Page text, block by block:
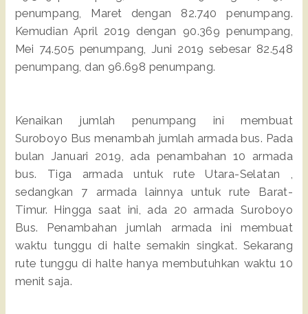
penumpang, Maret dengan 82.740 penumpang.
Kemudian April 2019 dengan 90.369 penumpang,
Mei 74.505 penumpang, Juni 2019 sebesar 82.548
penumpang, dan 96.698 penumpang.
Kenaikan jumlah penumpang ini membuat
Suroboyo Bus menambah jumlah armada bus. Pada
bulan Januari 2019, ada penambahan 10 armada
bus. Tiga armada untuk rute Utara-Selatan ,
sedangkan 7 armada lainnya untuk rute Barat-
Timur. Hingga saat ini, ada 20 armada Suroboyo
Bus. Penambahan jumlah armada ini membuat
waktu tunggu di halte semakin singkat. Sekarang
rute tunggu di halte hanya membutuhkan waktu 10
menit saja.